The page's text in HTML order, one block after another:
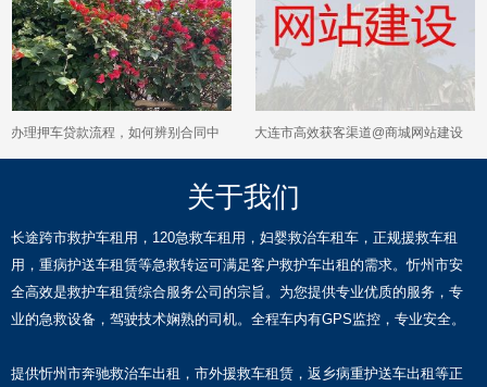
办理押车贷款流程，如何辨别合同中
的霸王条款和无效条款？
大连市高效获客渠道@商城网站建设
推广，网站制作
关于我们
长途跨市救护车租用，120急救车租用，妇婴救治车租车，正规援救车租
用，重病护送车租赁等急救转运可满足客户救护车出租的需求。忻州市安
全高效是救护车租赁综合服务公司的宗旨。为您提供专业优质的服务，专
业的急救设备，驾驶技术娴熟的司机。全程车内有GPS监控，专业安全。
提供忻州市奔驰救治车出租，市外援救车租赁，返乡病重护送车出租等正